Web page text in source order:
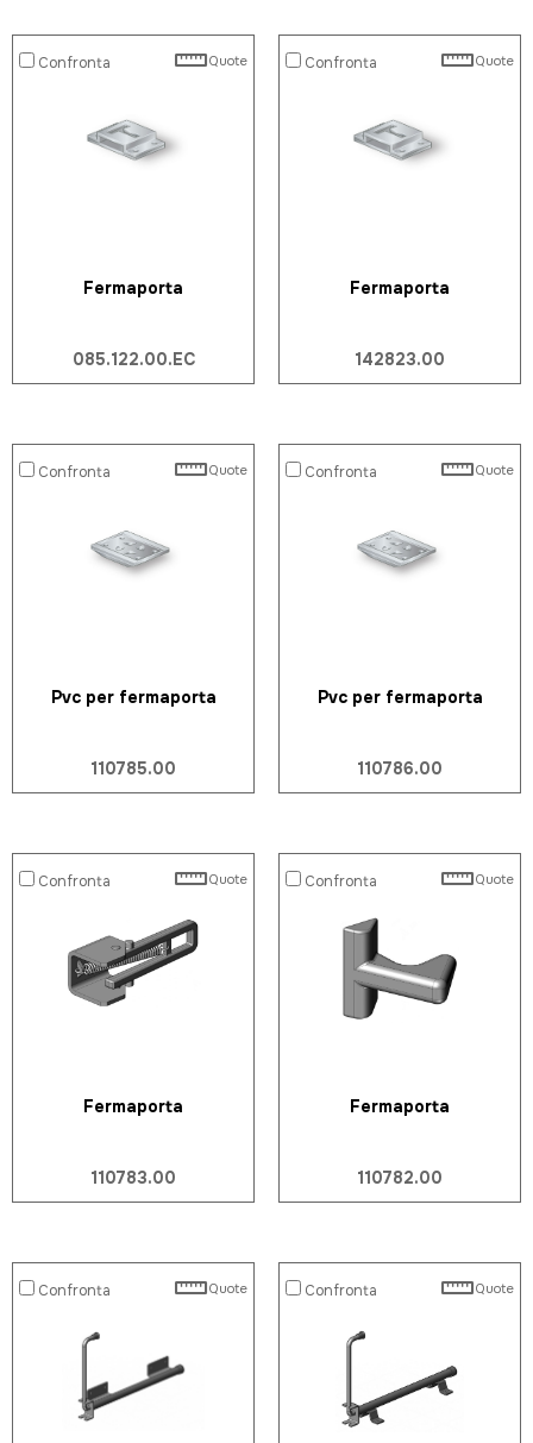
Confronta Quote
Fermaporta
085.122.00.EC
Confronta Quote
Fermaporta
142823.00
Confronta Quote
Pvc per fermaporta
110785.00
Confronta Quote
Pvc per fermaporta
110786.00
Confronta Quote
Fermaporta
110783.00
Confronta Quote
Fermaporta
110782.00
Confronta Quote Confronta Quote